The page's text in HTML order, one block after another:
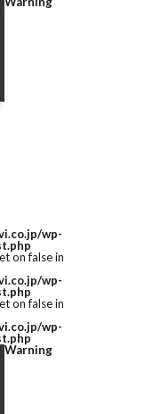
wp-
on false in
wp-
on false in
wp-
Warning